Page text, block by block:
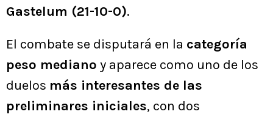
Gastelum (21-10-0).
El combate se disputará en la categoría
peso mediano y aparece como uno de los
duelos más interesantes de las
preliminares iniciales, con dos